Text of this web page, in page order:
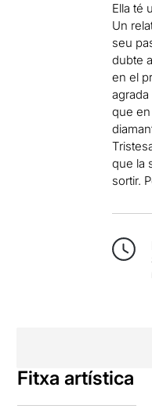
Ella té
Un
seu
dubte
en el
que en
que la
sortir.
Fitxa artística